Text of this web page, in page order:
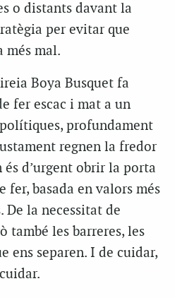
o distants davant la
per evitar que
mal.
Boya Busquet fa
fer escac i mat a un
profundament
regnen la fredor
d’urgent obrir la porta
fer, basada en valors més
De la necessitat de
també les barreres, les
ens separen. I de cuidar,